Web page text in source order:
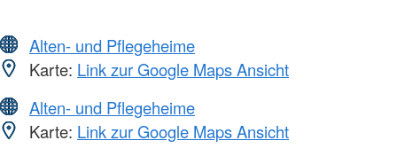
Alten- und Pflegeheime
Karte: Link zur Google Maps Ansicht
Alten- und Pflegeheime
Karte: Link zur Google Maps Ansicht